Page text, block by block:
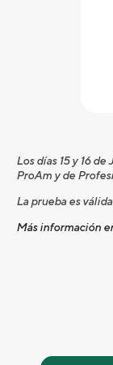
Los días 15 y 16
ProAm y de
La prueba es
Más información